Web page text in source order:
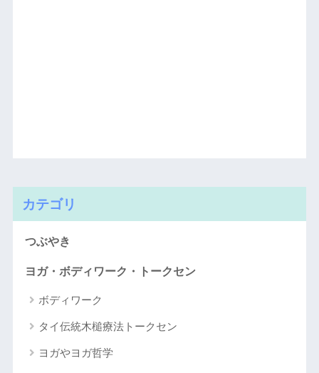
カテゴリ
つぶやき
ヨガ・ボディワーク・トークセン
ボディワーク
タイ伝統木槌療法トークセン
ヨガやヨガ哲学